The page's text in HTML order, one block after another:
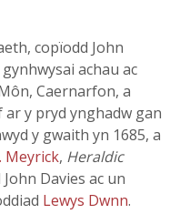
copïodd John
achau ac
Caernarfon, a
ar y pryd ynghadw gan
y gwaith yn 1685, a
Meyrick, Heraldic
Davies ac un
Lewys Dwnn.